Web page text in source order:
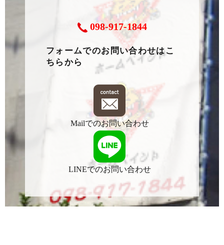
098-917-1844
フォームでのお問い合わせはこ
ちらから
Mailでのお問い合わせ
LINEでのお問い合わせ